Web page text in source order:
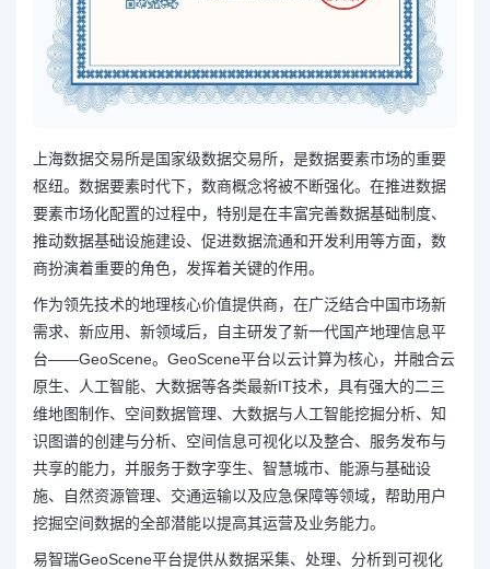
上海数据交易所是国家级数据交易所，是数据要素市场的重要
枢纽。数据要素时代下，数商概念将被不断强化。在推进数据
要素市场化配置的过程中，特别是在丰富完善数据基础制度、
推动数据基础设施建设、促进数据流通和开发利用等方面，数
商扮演着重要的角色，发挥着关键的作用。
作为领先技术的地理核心价值提供商，在广泛结合中国市场新
需求、新应用、新领域后，自主研发了新一代国产地理信息平
台——GeoScene。GeoScene平台以云计算为核心，并融合云
原生、人工智能、大数据等各类最新IT技术，具有强大的二三
维地图制作、空间数据管理、大数据与人工智能挖掘分析、知
识图谱的创建与分析、空间信息可视化以及整合、服务发布与
共享的能力，并服务于数字孪生、智慧城市、能源与基础设
施、自然资源管理、交通运输以及应急保障等领域，帮助用户
挖掘空间数据的全部潜能以提高其运营及业务能力。
易智瑞GeoScene平台提供从数据采集、处理、分析到可视化